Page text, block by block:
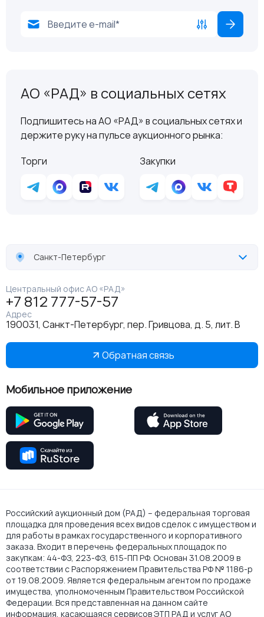
АО «РАД» в социальных сетях
Подпишитесь на АО «РАД» в социальных сетях и
держите руку на пульсе аукционного рынка:
Торги
Закупки
Санкт-Петербург
Центральный офис АО «РАД»
+7 812 777-57-57
Адрес
190031, Санкт-Петербург, пер. Гривцова, д. 5, лит. В
Обратная связь
Мобильное приложение
Российский аукционный дом (РАД) – федеральная торговая
площадка для проведения всех видов сделок с имуществом и
для работы в рамках государственного и корпоративного
заказа. Входит в перечень федеральных площадок по
закупкам: 44-ФЗ, 223-ФЗ, 615-ПП РФ. Основан 31.08.2009 в
соответствии с Распоряжением Правительства РФ № 1186-р
от 19.08.2009. Является федеральным агентом по продаже
имущества, уполномоченным Правительством Российской
Федерации. Вся представленная на данном сайте
информация, касающаяся сервисов ЭТП РАД и услуг АО